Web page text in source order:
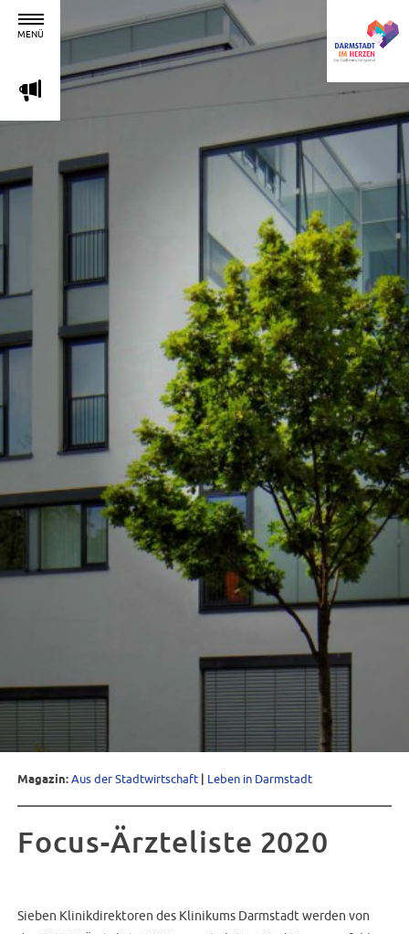
MENÜ
m
Magazin:Aus der Stadtwirtschaft Leben in Darmstadt
Focus-Ärzteliste 2020
Sieben Klinikdirektoren des Klinikums Darmstadt werden von